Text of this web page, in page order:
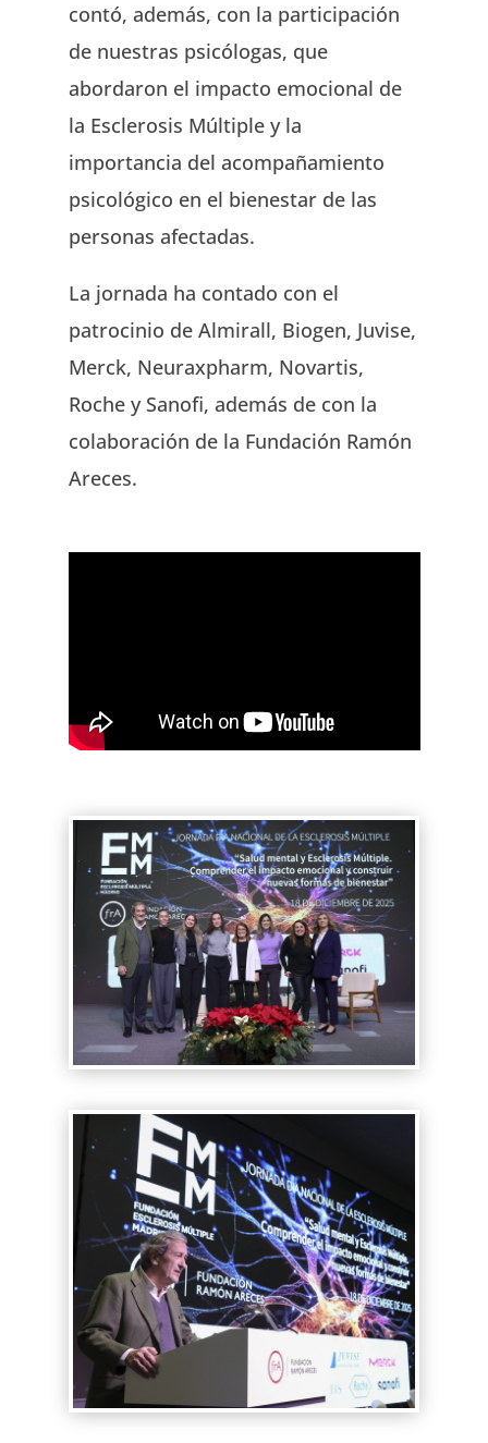
contó, además, con la participación
de nuestras psicólogas, que
abordaron el impacto emocional de
la Esclerosis Múltiple y la
importancia del acompañamiento
psicológico en el bienestar de las
personas afectadas.
La jornada ha contado con el
patrocinio de Almirall, Biogen, Juvise,
Merck, Neuraxpharm, Novartis,
Roche y Sanofi, además de con la
colaboración de la Fundación Ramón
Areces.